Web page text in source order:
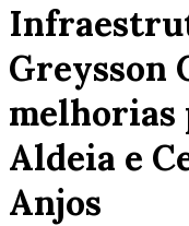
Greysson
melhorias
Aldeia e
Anjos